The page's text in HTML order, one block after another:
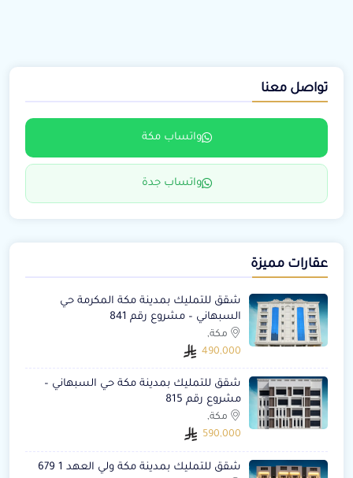
تواصل معنا
واتساب مكة
واتساب جدة
عقارات مميزة
شقق للتمليك بمدينة مكة المكرمة حي
السبهاني – مشروع رقم 841
مكة,
490,000
شقق للتمليك بمدينة مكة حي السبهاني –
مشروع رقم 815
مكة,
590,000
شقق للتمليك بمدينة مكة ولي العهد 1 679